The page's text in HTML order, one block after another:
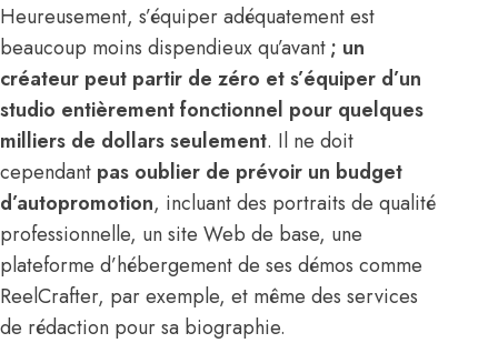
Heureusement, s’équiper adéquatement est
beaucoup moins dispendieux qu’avant; un
créateur peut partir de zéro et s’équiper d’un
studio entièrement fonctionnel pour quelques
milliers de dollars seulement. Il ne doit
cependant pas oublier de prévoir un budget
d’autopromotion, incluant des portraits de qualité
professionnelle, un site Web de base, une
plateforme d’hébergement de ses démos comme
ReelCrafter, par exemple, et même des services
de rédaction pour sa biographie.